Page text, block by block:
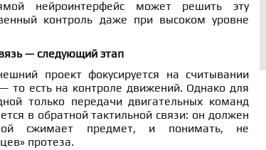
нейроинтерфейс может решить эту
контроль даже при высоком уровне
— следующий этап
проект фокусируется на считывании
то есть на контроле движений. Однако для
только передачи двигательных команд
в обратной тактильной связи: он должен
сжимает предмет, и понимать, не
протеза.